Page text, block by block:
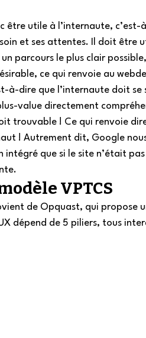
être utile à l’internaute,
et ses attentes. Il doit être
parcours le plus clair
ce qui renvoie au
à-dire que l’internaute doit se
value directement
trouvable ! Ce qui renvoie
! Autrement dit, Google
intégré que si le site n’était
VPTCS
de Opquast, qui propose
dépend de 5 piliers, tous